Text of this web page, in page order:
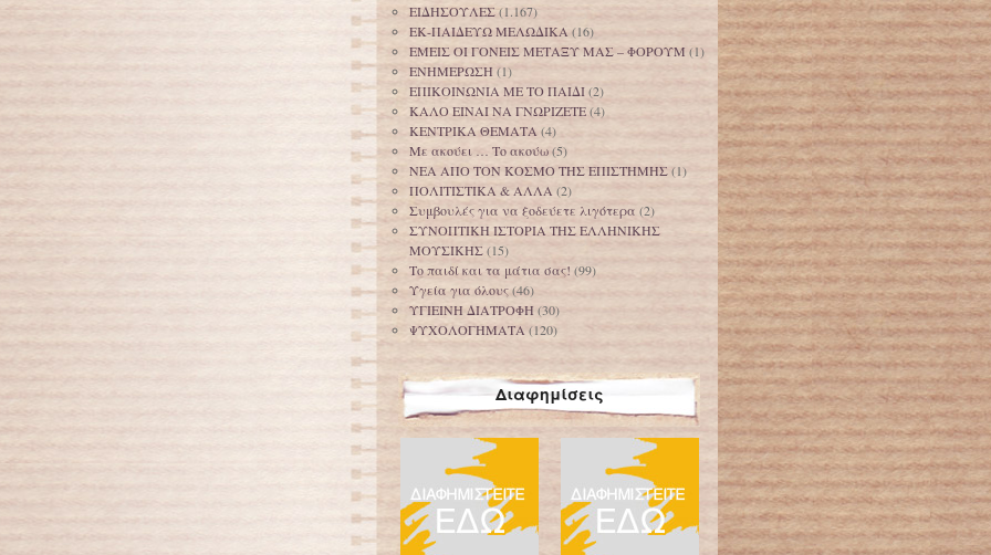
ΕΙΔΗΣΟΥΛΕΣ(1.167)
ΕΚ-ΠΑΙΔΕΥΩ ΜΕΛΩΔΙΚΑ (16)
ΕΜΕΙΣ ΟΙ ΓΟΝΕΙΣ ΜΕΤΑΞΥ ΜΑΣ – ΦΟΡΟΥΜ (1)
ΕΝΗΜΕΡΩΣΗ(1)
ΕΠΙΚΟΙΝΩΝΙΑ ΜΕ ΤΟ ΠΑΙΔΙ(2)
ΚΑΛΟ ΕΙΝΑΙ ΝΑ ΓΝΩΡΙΖΕΤΕ(4)
ΚΕΝΤΡΙΚΑ ΘΕΜΑΤΑ (4)
Με ακούει … Το ακούω(5)
ΝΕΑ ΑΠΟ ΤΟΝ ΚΟΣΜΟ ΤΗΣ ΕΠΙΣΤΗΜΗΣ(1)
ΠΟΛΙΤΙΣΤΙΚΑ & ΑΛΛΑ (2)
Συμβουλές για να ξοδεύετε λιγότερα (2)
ΣΥΝΟΠΤΙΚΗ ΙΣΤΟΡΙΑ ΤΗΣ ΕΛΛΗΝΙΚΗΣ
ΜΟΥΣΙΚΗΣ(15)
Το παιδί και τα μάτια σας! (99)
Υγεία για όλους(46)
ΥΓΙΕΙΝΗ ΔΙΑΤΡΟΦΗ (30)
ΨΥΧΟΛΟΓΗΜΑΤΑ (120)
Διαφημίσεις